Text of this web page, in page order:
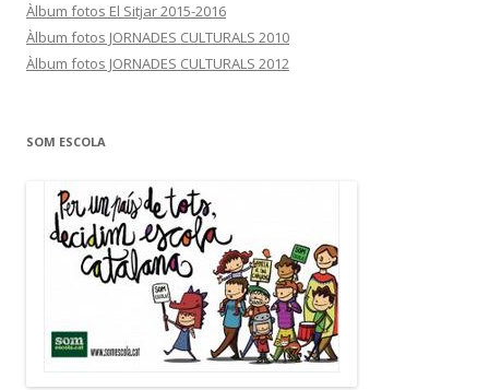
Àlbum fotos El Sitjar 2015-2016
Àlbum fotos JORNADES CULTURALS 2010
Àlbum fotos JORNADES CULTURALS 2012
SOM ESCOLA